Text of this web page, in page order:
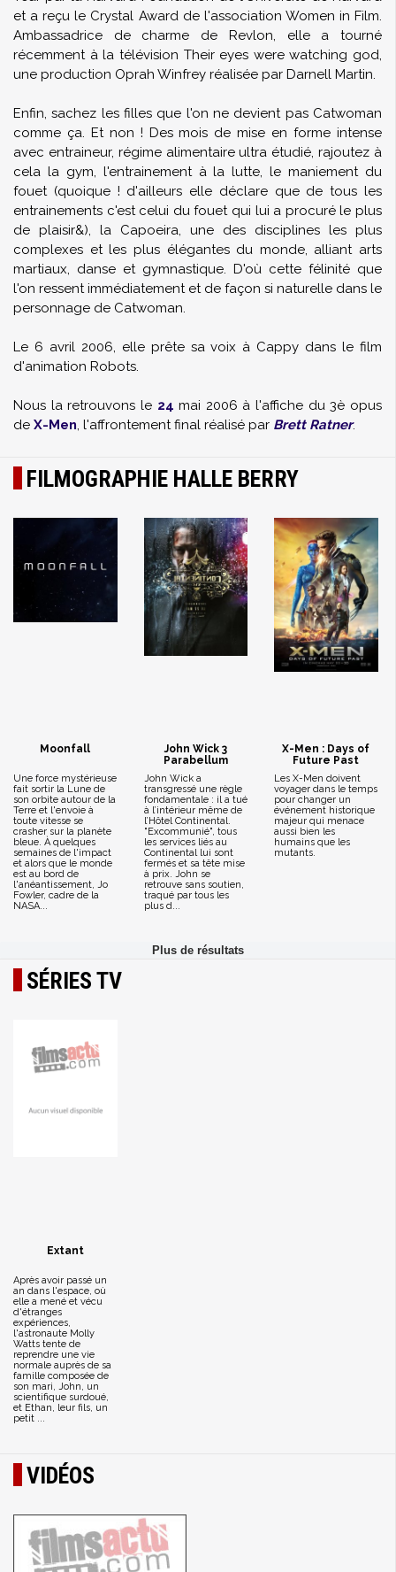
et a reçu le Crystal Award de l'association Women in Film.
Ambassadrice de charme de Revlon, elle a tourné
récemment à la télévision Their eyes were watching god,
une production Oprah Winfrey réalisée par Darnell Martin.
Enfin, sachez les filles que l'on ne devient pas Catwoman
comme ça. Et non ! Des mois de mise en forme intense
avec entraineur, régime alimentaire ultra étudié, rajoutez à
cela la gym, l'entrainement à la lutte, le maniement du
fouet (quoique ! d'ailleurs elle déclare que de tous les
entrainements c'est celui du fouet qui lui a procuré le plus
de plaisir&), la Capoeira, une des disciplines les plus
complexes et les plus élégantes du monde, alliant arts
martiaux, danse et gymnastique. D'où cette félinité que
l'on ressent immédiatement et de façon si naturelle dans le
personnage de Catwoman.
Le 6 avril 2006, elle prête sa voix à Cappy dans le film
d'animation Robots.
Nous la retrouvons le 24 mai 2006 à l'affiche du 3è opus
de X-Men, l'affrontement final réalisé par Brett Ratner.
FILMOGRAPHIE HALLE BERRY
Moonfall
Une force mystérieuse
fait sortir la Lune de
son orbite autour de la
Terre et l'envoie à
toute vitesse se
crasher sur la planète
bleue. À quelques
semaines de l'impact
et alors que le monde
est au bord de
l'anéantissement, Jo
Fowler, cadre de la
NASA...
John Wick 3
Parabellum
John Wick a
transgressé une règle
fondamentale : il a tué
à l’intérieur même de
l’Hôtel Continental.
"Excommunié", tous
les services liés au
Continental lui sont
fermés et sa tête mise
à prix. John se
retrouve sans soutien,
traqué par tous les
plus d...
X-Men : Days of
Future Past
Les X-Men doivent
voyager dans le temps
pour changer un
événement historique
majeur qui menace
aussi bien les
humains que les
mutants.
SÉRIES TV
Extant
Après avoir passé un
an dans l'espace, où
elle a mené et vécu
d'étranges
expériences,
l'astronaute Molly
Watts tente de
reprendre une vie
normale auprès de sa
famille composée de
son mari, John, un
scientifique surdoué,
et Ethan, leur fils, un
petit ...
VIDÉOS